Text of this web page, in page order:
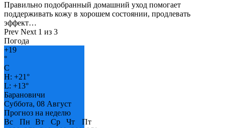
Правильно подобранный домашний уход помогает
поддерживать кожу в хорошем состоянии, продлевать
эффект…
Prev Next 1 из 3
Погода
+19
°
C
H: +21°
L: +13°
Барановичи
Суббота, 08 Август
Прогноз на неделю
Вс
Пн Вт Ср Чт
Пт